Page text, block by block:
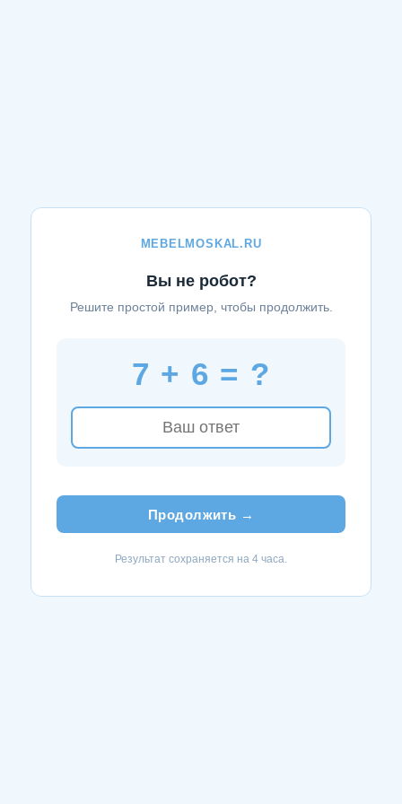
MEBELMOSKAL.RU
Вы не робот?
Решите простой пример, чтобы продолжить.
7 + 6 = ?
Продолжить →
Результат сохраняется на 4 часа.